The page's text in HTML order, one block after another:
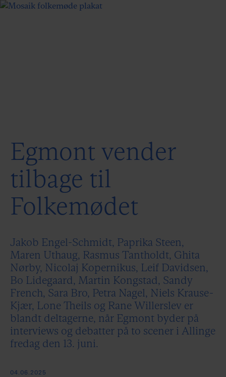
Egmont vender
tilbage til
Folkemødet
Jakob Engel-Schmidt, Paprika Steen,
Maren Uthaug, Rasmus Tantholdt, Ghita
Nørby, Nicolaj Kopernikus, Leif Davidsen,
Bo Lidegaard, Martin Kongstad, Sandy
French, Sara Bro, Petra Nagel, Niels Krause-
Kjær, Lone Theils og Rane Willerslev er
blandt deltagerne, når Egmont byder på
interviews og debatter på to scener i Allinge
fredag den 13. juni.
04.06.2025